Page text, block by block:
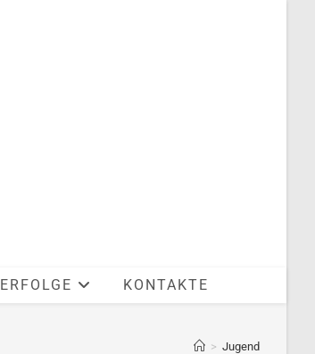
ERFOLGE KONTAKTE
> Jugend